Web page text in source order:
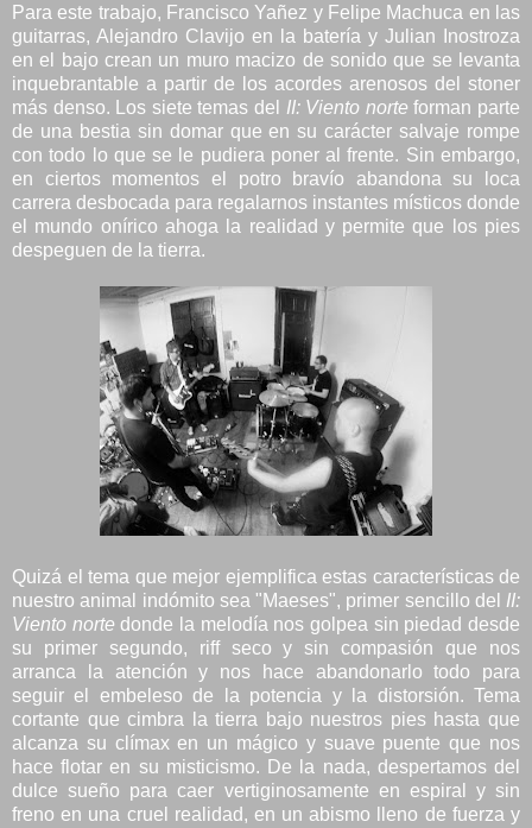
Para este trabajo, Francisco Yañez y Felipe Machuca en las
guitarras, Alejandro Clavijo en la batería y Julian Inostroza
en el bajo crean un muro macizo de sonido que se levanta
inquebrantable a partir de los acordes arenosos del stoner
más denso. Los siete temas del II: Viento norteforman parte
de una bestia sin domar que en su carácter salvaje rompe
con todo lo que se le pudiera poner al frente. Sin embargo,
en ciertos momentos el potro bravío abandona su loca
carrera desbocada para regalarnos instantes místicos donde
el mundo onírico ahoga la realidad y permite que los pies
despeguen de la tierra.
Quizá el tema que mejor ejemplifica estas características de
nuestro animal indómito sea "Maeses", primer sencillo del II:
Viento nortedonde la melodía nos golpea sin piedad desde
su primer segundo, riff seco y sin compasión que nos
arranca la atención y nos hace abandonarlo todo para
seguir el embeleso de la potencia y la distorsión. Tema
cortante que cimbra la tierra bajo nuestros pies hasta que
alcanza su clímax en un mágico y suave puente que nos
hace flotar en su misticismo. De la nada, despertamos del
dulce sueño para caer vertiginosamente en espiral y sin
freno en una cruel realidad, en un abismo lleno de fuerza y